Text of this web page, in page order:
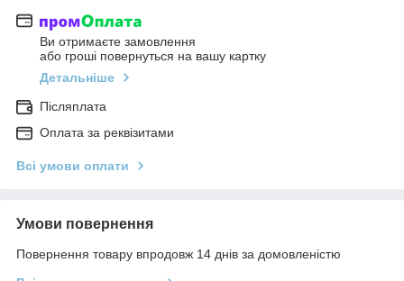
Ви отримаєте замовлення
або гроші повернуться на вашу картку
Детальніше
Післяплата
Оплата за реквізитами
Всі умови оплати
Умови повернення
Повернення товару впродовж 14 днів за домовленістю